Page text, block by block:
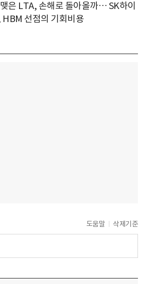
은 LTA, 손해로 돌아올까… SK하이
HBM 선점의 기회비용
도움말 삭제기준